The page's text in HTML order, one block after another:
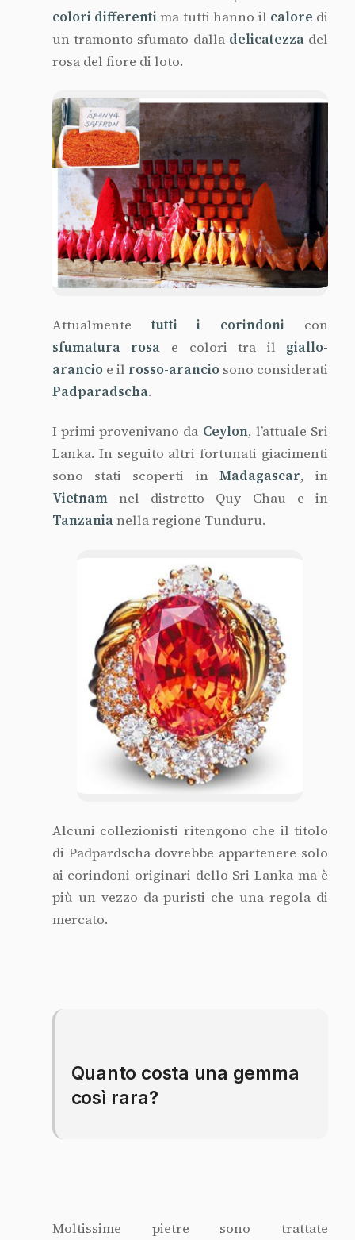
colori differentima tutti hanno il calore di
un tramonto sfumato dalla delicatezza del
rosa del fiore di loto.
Attualmentetutti i corindoni con
sfumatura rosa e colori tra il giallo-
arancioe il rosso-arancio sono considerati
Padparadscha.
I primi provenivano da Ceylon, l’attuale Sri
Lanka. In seguito altri fortunati giacimenti
sono stati scoperti inMadagascar, in
Vietnamnel distretto Quy Chau e in
Tanzanianella regione Tunduru.
Alcuni collezionisti ritengono che il titolo
di Padpardscha dovrebbe appartenere solo
ai corindoni originari dello Sri Lanka ma è
più un vezzo da puristi che una regola di
mercato.
Quanto costa una gemma
così rara?
Moltissime pietre sono trattate